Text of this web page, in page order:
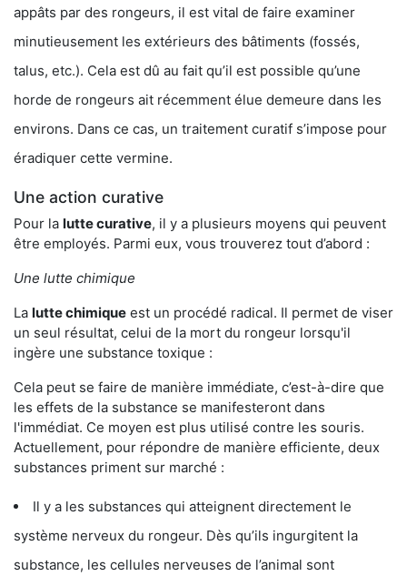
appâts par des rongeurs, il est vital de faire examiner
minutieusement les extérieurs des bâtiments (fossés,
talus, etc.). Cela est dû au fait qu’il est possible qu’une
horde de rongeurs ait récemment élue demeure dans les
environs. Dans ce cas, un traitement curatif s’impose pour
éradiquer cette vermine.
Une action curative
Pour la lutte curative, il y a plusieurs moyens qui peuvent
être employés. Parmi eux, vous trouverez tout d’abord :
Une lutte chimique
La lutte chimique est un procédé radical. Il permet de viser
un seul résultat, celui de la mort du rongeur lorsqu'il
ingère une substance toxique :
Cela peut se faire de manière immédiate, c’est-à-dire que
les effets de la substance se manifesteront dans
l'immédiat. Ce moyen est plus utilisé contre les souris.
Actuellement, pour répondre de manière efficiente, deux
substances priment sur marché :
Il y a les substances qui atteignent directement le
système nerveux du rongeur. Dès qu’ils ingurgitent la
substance, les cellules nerveuses de l’animal sont